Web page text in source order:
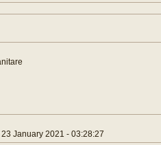
January 2021 - 03:28:27